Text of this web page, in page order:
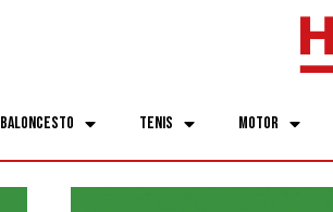
Baloncesto Tenis Motor